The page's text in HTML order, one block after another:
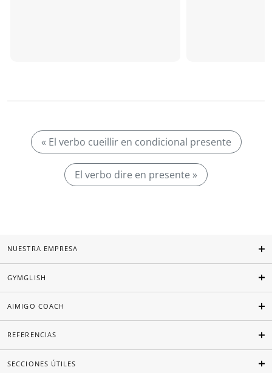
« El verbo cueillir en condicional presente
El verbo dire en presente »
NUESTRA EMPRESA
GYMGLISH
AIMIGO COACH
REFERENCIAS
SECCIONES ÚTILES